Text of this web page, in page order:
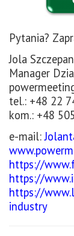
Pytania?
Jola
Manager
tel.: +48 22
kom.: +48
e-mail:
https://
https://
https://
industry